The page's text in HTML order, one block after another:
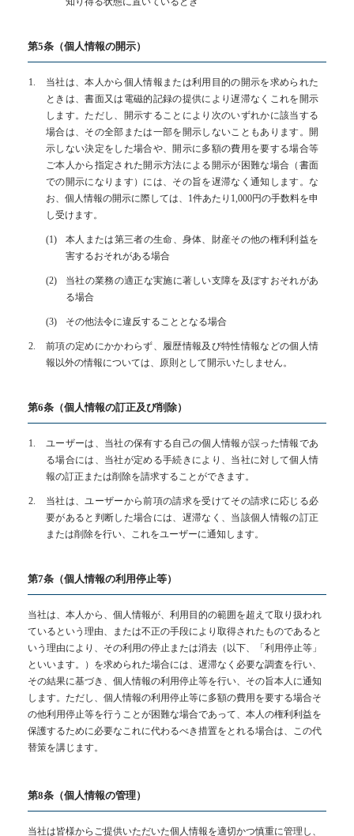
第5条（個人情報の開示）
当社は、本人から個人情報または利用目的の開示を求められた
ときは、書面又は電磁的記録の提供により遅滞なくこれを開示
します。ただし、開示することにより次のいずれかに該当する
場合は、その全部または一部を開示しないこともあります。開
示しない決定をした場合や、開示に多額の費用を要する場合等
ご本人から指定された開示方法による開示が困難な場合（書面
での開示になります）には、その旨を遅滞なく通知します。な
お、個人情報の開示に際しては、1件あたり1,000円の手数料を申
し受けます。
本人または第三者の生命、身体、財産その他の権利利益を
害するおそれがある場合
当社の業務の適正な実施に著しい支障を及ぼすおそれがあ
る場合
その他法令に違反することとなる場合
前項の定めにかかわらず、履歴情報及び特性情報などの個人情
報以外の情報については、原則として開示いたしません。
第6条（個人情報の訂正及び削除）
ユーザーは、当社の保有する自己の個人情報が誤った情報であ
る場合には、当社が定める手続きにより、当社に対して個人情
報の訂正または削除を請求することができます。
当社は、ユーザーから前項の請求を受けてその請求に応じる必
要があると判断した場合には、遅滞なく、当該個人情報の訂正
または削除を行い、これをユーザーに通知します。
第7条（個人情報の利用停止等）
当社は、本人から、個人情報が、利用目的の範囲を超えて取り扱われ
ているという理由、または不正の手段により取得されたものであると
いう理由により、その利用の停止または消去（以下、「利用停止等」
といいます。）を求められた場合には、遅滞なく必要な調査を行い、
その結果に基づき、個人情報の利用停止等を行い、その旨本人に通知
します。ただし、個人情報の利用停止等に多額の費用を要する場合そ
の他利用停止等を行うことが困難な場合であって、本人の権利利益を
保護するために必要なこれに代わるべき措置をとれる場合は、この代
替策を講じます。
第8条（個人情報の管理）
当社は皆様からご提供いただいた個人情報を適切かつ慎重に管理し、